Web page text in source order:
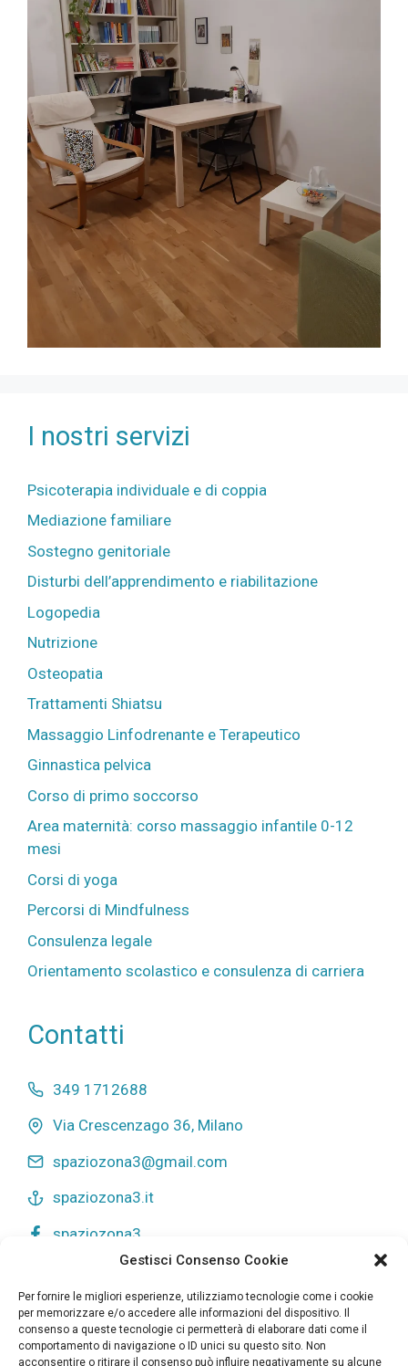
Gestisci Consenso Cookie
Per fornire le migliori esperienze, utilizziamo tecnologie come i cookie
per memorizzare e/o accedere alle informazioni del dispositivo. Il
consenso a queste tecnologie ci permetterà di elaborare dati come il
comportamento di navigazione o ID unici su questo sito. Non
acconsentire o ritirare il consenso può influire negativamente su alcune
I nostri servizi
Psicoterapia individuale e di coppia
Mediazione familiare
Sostegno genitoriale
Disturbi dell’apprendimento e riabilitazione
Logopedia
Nutrizione
Osteopatia
Trattamenti Shiatsu
Massaggio Linfodrenante e Terapeutico
Ginnastica pelvica
Corso di primo soccorso
Area maternità: corso massaggio infantile 0-12
mesi
Corsi di yoga
Percorsi di Mindfulness
Consulenza legale
Orientamento scolastico e consulenza di carriera
Contatti
349 1712688
Via Crescenzago 36, Milano
spaziozona3@gmail.com
spaziozona3.it
spaziozona3
Privacy Policy
Cookie Policy